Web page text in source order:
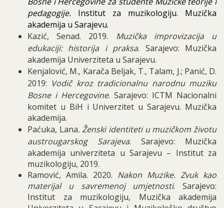
pedagogije. Institut za muzikologiju. Muzička
akademija u Sarajevu.
Kazić, Senad. 2019. Muzička improvizacija u
edukaciji: historija i praksa. Sarajevo: Muzička
akademija Univerziteta u Sarajevu.
Kenjalović, M., Karača Beljak, T., Talam, J.; Panić, D.
2019: Vodič kroz tradicionalnu narodnu muziku
Bosne i Hercegovine. Sarajevo: ICTM Nacionalni
komitet u BiH i Univerzitet u Sarajevu. Muzička
akademija.
Paćuka, Lana. Ženski identiteti u muzičkom životu
austrougarskog Sarajeva. Sarajevo: Muzička
akademija univerziteta u Sarajevu – Institut za
muzikologiju, 2019.
Ramović, Amila. 2020. Nakon Muzike. Zvuk kao
materijal u savremenoj umjetnosti. Sarajevo:
Institut za muzikologiju, Muzička akademija